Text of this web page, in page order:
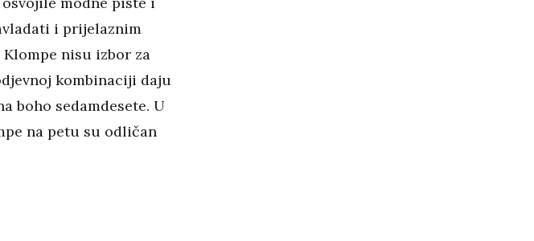
i prijelaznim
nisu izbor za
kombinaciji daju
boho sedamdesete. U
na petu su odličan